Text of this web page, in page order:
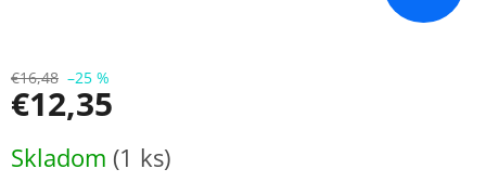
€16,48 –25 %
€12,35
cena:
Skladom (1 ks)